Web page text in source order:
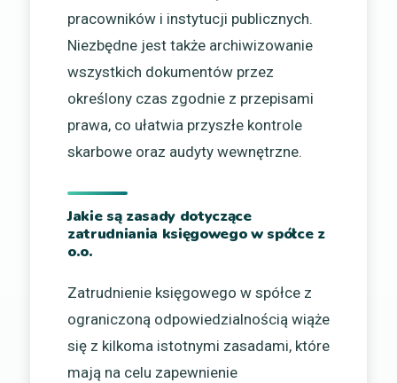
pracowników i instytucji publicznych.
Niezbędne jest także archiwizowanie
wszystkich dokumentów przez
określony czas zgodnie z przepisami
prawa, co ułatwia przyszłe kontrole
skarbowe oraz audyty wewnętrzne.
Jakie są zasady dotyczące
zatrudniania księgowego w spółce z
o.o.
Zatrudnienie księgowego w spółce z
ograniczoną odpowiedzialnością wiąże
się z kilkoma istotnymi zasadami, które
mają na celu zapewnienie